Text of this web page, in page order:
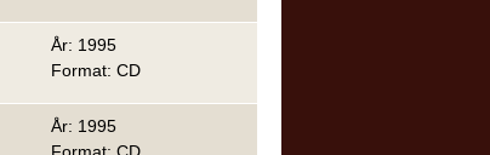
År: 1995
Format: CD
År: 1995